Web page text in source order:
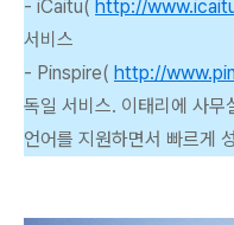
- iCaitu( http://
서비스
- Pinspire( http://
독일 서비스. 이태리에 사무
언어를 지원하면서 빠르게